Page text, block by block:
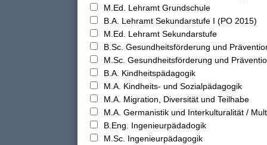
M.Ed. Lehramt Grundschule
B.A. Lehramt Sekundarstufe I (PO 2015)
M.Ed. Lehramt Sekundarstufe
B.Sc. Gesundheitsförderung und
M.Sc. Gesundheitsförderung und
B.A. Kindheitspädagogik
M.A. Kindheits- und Sozialpädagogik
M.A. Migration, Diversität und Teilhabe
M.A. Germanistik und Interkulturalität /
B.Eng. Ingenieurpädadogik
M.Sc. Ingenieurpädagogik